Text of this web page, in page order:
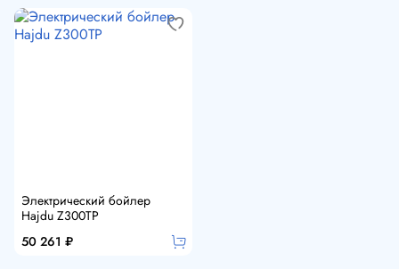
Электрический бойлер
Hajdu Z300TР
50 261 ₽